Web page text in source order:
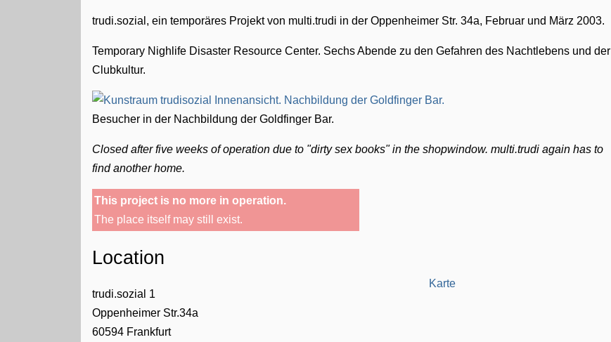
trudi.sozial, ein temporäres Projekt von multi.trudi in der Oppenheimer Str. 34a, Februar und März 2003.
Temporary Nighlife Disaster Resource Center. Sechs Abende zu den Gefahren des Nachtlebens und der
Clubkultur.
Besucher in der Nachbildung der Goldfinger Bar.
Closed after five weeks of operation due to "dirty sex books" in the shopwindow. multi.trudi again has to
find another home.
This project is no more in operation.
The place itself may still exist.
Location
trudi.sozial 1
Oppenheimer Str.34a
60594 Frankfurt
Karte